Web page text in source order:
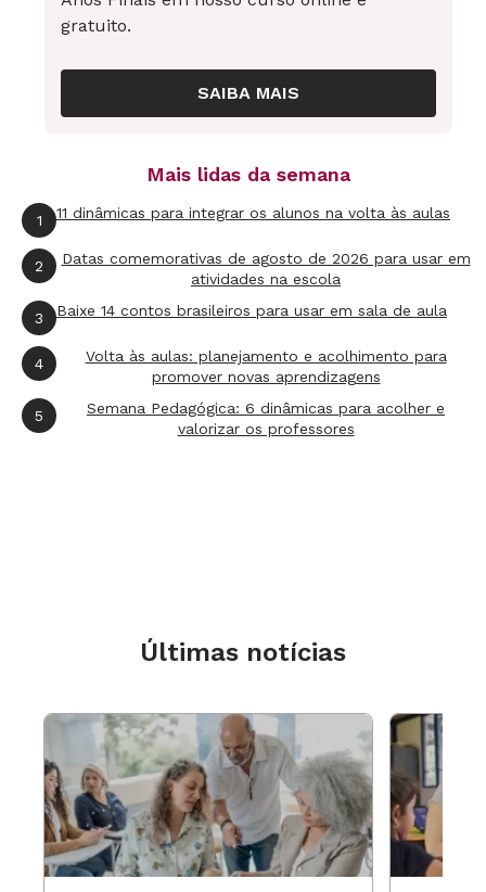
americano aprove. E há muitos congressistas
anti-Castro", analisa Ferreira.
gratuito.
SAIBA MAIS
Mais lidas da semana
1 11 dinâmicas para integrar os alunos na volta às aulas
2
Datas comemorativas de agosto de 2026 para usar em
atividades na escola
3 Baixe 14 contos brasileiros para usar em sala de aula
4
Volta às aulas: planejamento e acolhimento para
promover novas aprendizagens
5
Semana Pedagógica: 6 dinâmicas para acolher e
valorizar os professores
Últimas notícias